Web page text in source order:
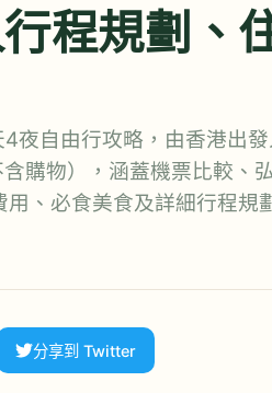
行程規劃、
夜自由行攻略，由香港出
購物），涵蓋機票比較、
、必食美食及詳細行程規
分享到 Twitter